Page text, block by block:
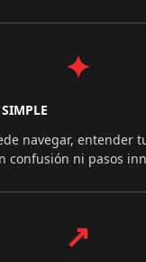
✦
navegar, entender
confusión ni pasos
↗